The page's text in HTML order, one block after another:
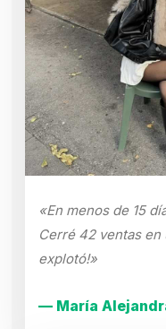
«En menos de 15
Cerré 42 ventas en
explotó!»
— María